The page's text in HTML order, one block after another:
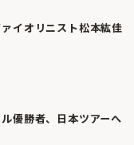
イオリニスト松本紘佳
優勝者、日本ツアーへ